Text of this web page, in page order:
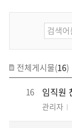
전체게시물(16)
16
관리자